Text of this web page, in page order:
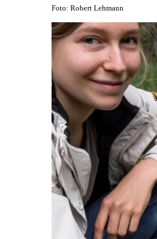
Foto: Robert Lehmann